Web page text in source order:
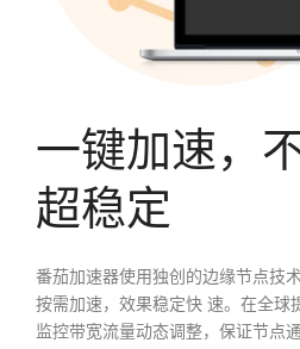
一键加速，
超稳定
番茄加速器使用独创的边缘节点技
按需加速，效果稳定快 速。在全球
监控带宽流量动态调整，保证节点